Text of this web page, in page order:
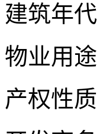
建筑年代
物业用途
产权性质